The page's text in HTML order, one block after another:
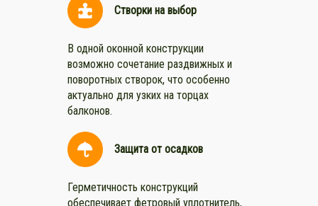
Створки на выбор
В одной оконной конструкции
возможно сочетание раздвижных и
поворотных створок, что особенно
актуально для узких на торцах
балконов.
Защита от осадков
Герметичность конструкций
обеспечивает фетровый уплотнитель,